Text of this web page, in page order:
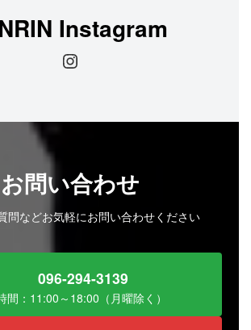
Instagram
Instagram
お問い合わせ
問などお気軽にお問い合わせください
096-294-3139
間：11:00～18:00（月曜除く）